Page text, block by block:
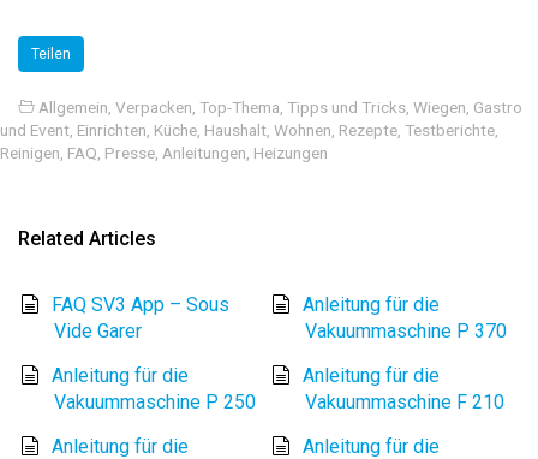
Teilen
Allgemein Verpacken Top-Thema Tipps und Tricks Wiegen Gastro
und Event Einrichten Küche, Haushalt, Wohnen Rezepte Testberichte
Reinigen FAQ Presse Anleitungen Heizungen
Related Articles
FAQ SV3 App – Sous
Vide Garer
Anleitung für die
Vakuummaschine P 370
Anleitung für die
Vakuummaschine P 250
Anleitung für die
Vakuummaschine F 210
Anleitung für die
Anleitung für die